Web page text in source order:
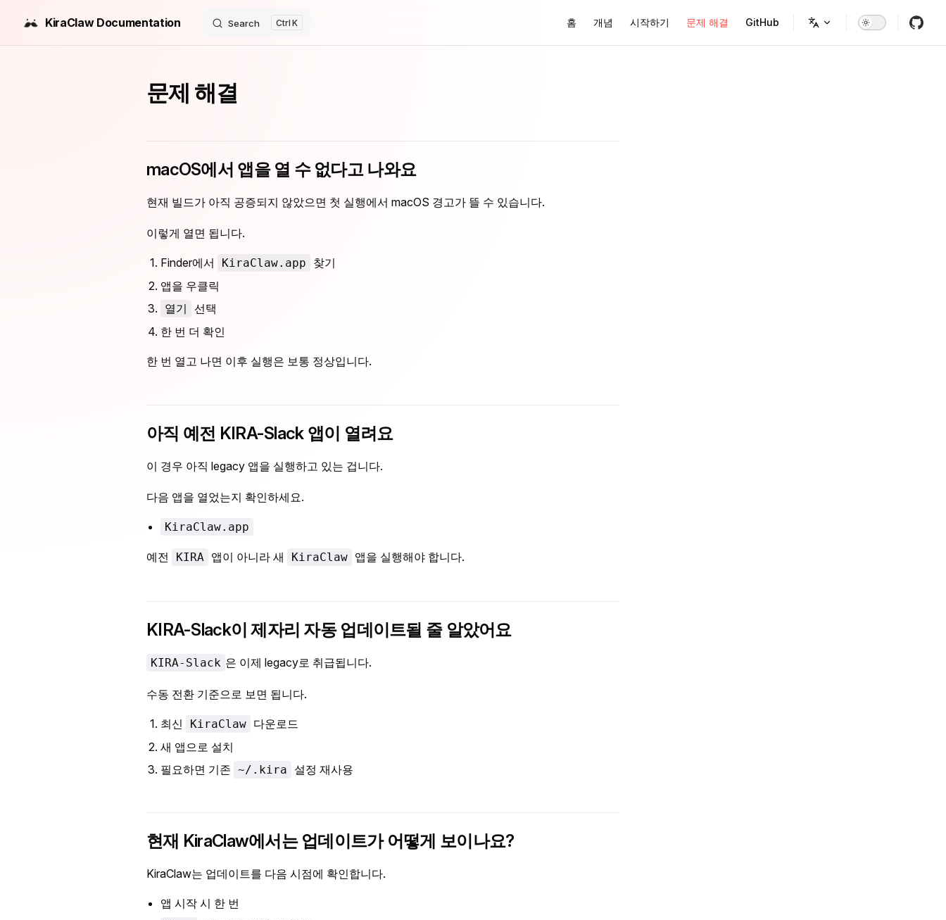
Skip to content
KiraClaw Documentation Search K 홈 개념 시작하기 문제 해결 GitHub
문제 해결
macOS에서 앱을 열 수 없다고 나와요
현재 빌드가 아직 공증되지 않았으면 첫 실행에서 macOS 경고가 뜰 수 있습니다.
이렇게 열면 됩니다.
Finder에서 KiraClaw.app
찾기
앱을 우클릭
열기
선택
한 번 더 확인
한 번 열고 나면 이후 실행은 보통 정상입니다.
아직 예전 KIRA-Slack 앱이 열려요
이 경우 아직 legacy 앱을 실행하고 있는 겁니다.
다음 앱을 열었는지 확인하세요.
KiraClaw.app
예전 KIRA 앱이 아니라 새 KiraClaw 앱을 실행해야 합니다.
KIRA-Slack이 제자리 자동 업데이트될 줄 알았어요
KIRA-Slack 은 이제 legacy로 취급됩니다.
수동 전환 기준으로 보면 됩니다.
최신 KiraClaw 다운로드
새 앱으로 설치
필요하면 기존 ~/.kira 설정 재사용
현재 KiraClaw에서는 업데이트가 어떻게 보이나요?
KiraClaw는 업데이트를 다음 시점에 확인합니다.
앱 시작 시 한 번